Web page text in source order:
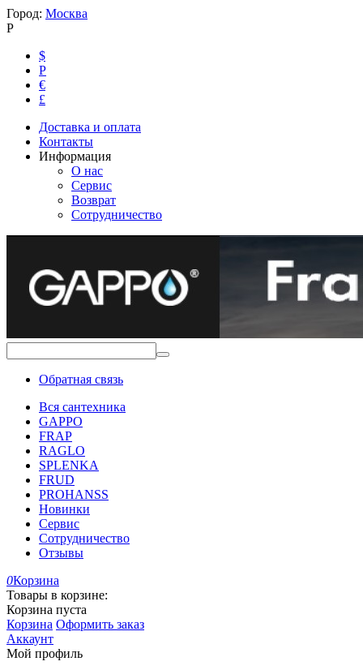
Город: Москва
Р
$
Р
€
£
Доставка и оплата
Контакты
Информация
О нас
Сервис
Возврат
Сотрудничество
Обратная связь
Вся сантехника
GAPPO
FRAP
RAGLO
SPLENKA
FRUD
PROHANSS
Новинки
Сервис
Сотрудничество
Отзывы
0Корзина
Товары в корзине:
Корзина пуста
Корзина Оформить заказ
Аккаунт
Мой профиль